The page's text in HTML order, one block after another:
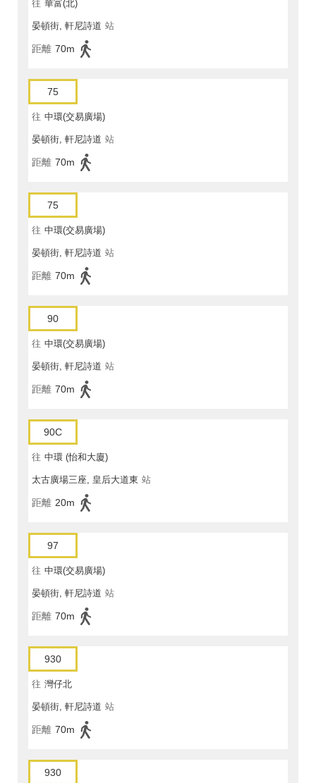
往 華富(北)
晏頓街, 軒尼詩道 站
距離 70m
75
往 中環(交易廣場)
晏頓街, 軒尼詩道 站
距離 70m
75
往 中環(交易廣場)
晏頓街, 軒尼詩道 站
距離 70m
90
往 中環(交易廣場)
晏頓街, 軒尼詩道 站
距離 70m
90C
往 中環 (怡和大廈)
太古廣場三座, 皇后大道東 站
距離 20m
97
往 中環(交易廣場)
晏頓街, 軒尼詩道 站
距離 70m
930
往 灣仔北
晏頓街, 軒尼詩道 站
距離 70m
930